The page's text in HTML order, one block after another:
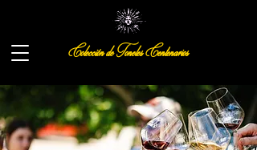
Colección de Toneles Centenarios